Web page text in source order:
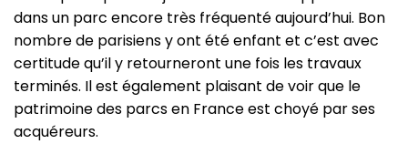
dans un parc encore très fréquenté aujourd’hui. Bon
nombre de parisiens y ont été enfant et c’est avec
certitude qu’il y retourneront une fois les travaux
terminés. Il est également plaisant de voir que le
patrimoine des parcs en France est choyé par ses
acquéreurs.